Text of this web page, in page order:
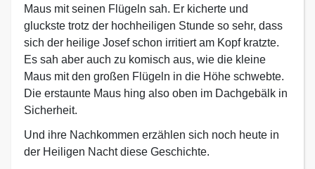
Maus mit seinen Flügeln sah. Er kicherte und
gluckste trotz der hochheiligen Stunde so sehr, dass
sich der heilige Josef schon irritiert am Kopf kratzte.
Es sah aber auch zu komisch aus, wie die kleine
Maus mit den großen Flügeln in die Höhe schwebte.
Die erstaunte Maus hing also oben im Dachgebälk in
Sicherheit.
Und ihre Nachkommen erzählen sich noch heute in
der Heiligen Nacht diese Geschichte.